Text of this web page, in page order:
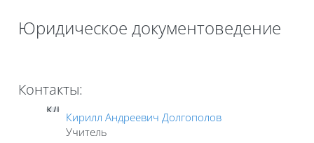
Юридическое документоведение
Контакты:
КД
Кирилл Андреевич Долгополов
Учитель